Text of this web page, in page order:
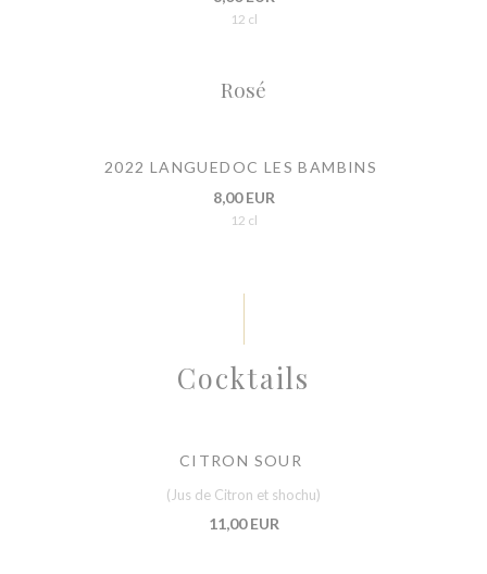
12 cl
Rosé
2022 LANGUEDOC LES BAMBINS
8,00 EUR
12 cl
Cocktails
CITRON SOUR
(Jus de Citron et shochu)
11,00 EUR